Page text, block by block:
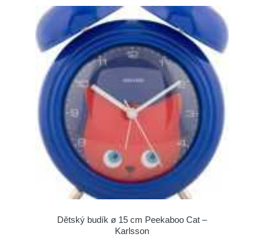
Dětský budík ø 15 cm Peekaboo Cat –
Karlsson